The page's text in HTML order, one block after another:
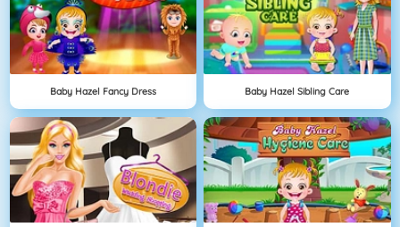
Baby Hazel Fancy Dress Baby Hazel Sibling Care